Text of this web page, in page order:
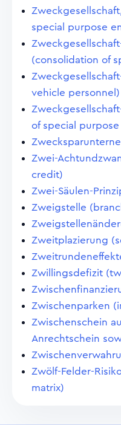
special purpose
(consolidation of
vehicle personnel)
of special
Zwei-
credit)
Zwei-Säulen-
Zweigstelle
Zweitplazierung
Zwillingsdefizit
Zwischenparken
Zwischenschein
Anrechtschein
Zwölf-Felder-
matrix)